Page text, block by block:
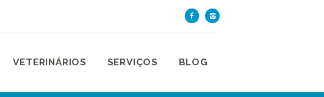
VETERINÁRIOS SERVIÇOS BLOG
DE SÃO PAULO
de São Paulo